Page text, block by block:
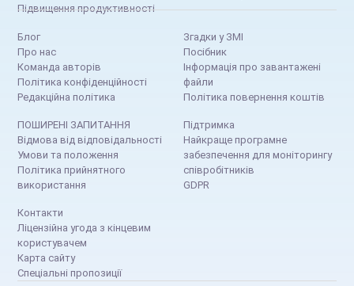
Підвищення продуктивності
Блог
Про нас
Команда авторів
Політика конфіденційності
Редакційна політика
Згадки у ЗМІ
Посібник
Інформація про завантажені
файли
Політика повернення коштів
ПОШИРЕНІ ЗАПИТАННЯ
Відмова від відповідальності
Умови та положення
Політика прийнятного
використання
Підтримка
Найкраще програмне
забезпечення для моніторингу
співробітників
GDPR
Контакти
Ліцензійна угода з кінцевим
користувачем
Карта сайту
Спеціальні пропозиції